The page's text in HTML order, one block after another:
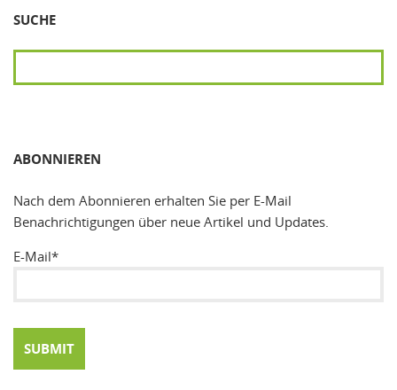
SUCHE
ABONNIEREN
Nach dem Abonnieren erhalten Sie per E-Mail
Benachrichtigungen über neue Artikel und Updates.
E-Mail*